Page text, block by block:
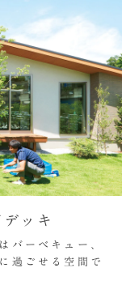
ッキ
バーベキュー、
過ごせる空間で